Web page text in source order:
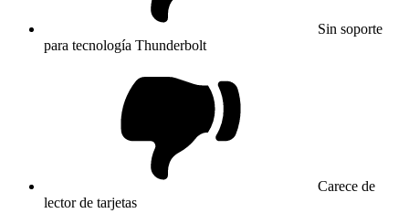
Sin soporte
para tecnología Thunderbolt
Carece de
lector de tarjetas